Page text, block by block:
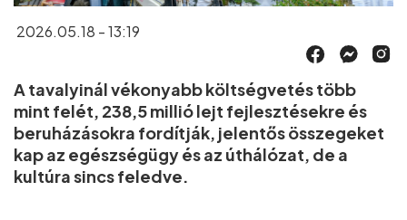
2026.05.18 - 13:19
A tavalyinál vékonyabb költségvetés több
mint felét, 238,5 millió lejt fejlesztésekre és
beruházásokra fordítják, jelentős összegeket
kap az egészségügy és az úthálózat, de a
kultúra sincs feledve.